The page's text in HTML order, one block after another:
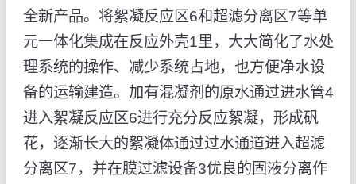
全新产品。将絮凝反应区6和超滤分离区7等单
元一体化集成在反应外壳1里，大大简化了水处
理系统的操作、减少系统占地，也方便净水设
备的运输建造。加有混凝剂的原水通过进水管4
进入絮凝反应区6进行充分反应絮凝，形成矾
花，逐渐长大的絮凝体通过过水通道进入超滤
分离区7，并在膜过滤设备3优良的固液分离作